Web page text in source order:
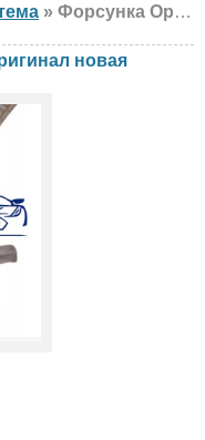
» Форсунка Оригинал 7701478969 Renault, DACIA, новая
новая